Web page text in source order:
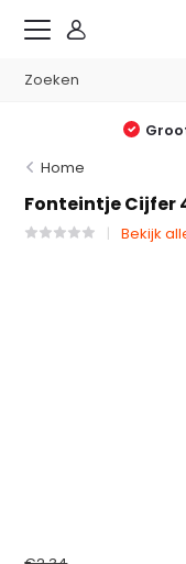
Home
Fonteintje Cijfer
Bekijk